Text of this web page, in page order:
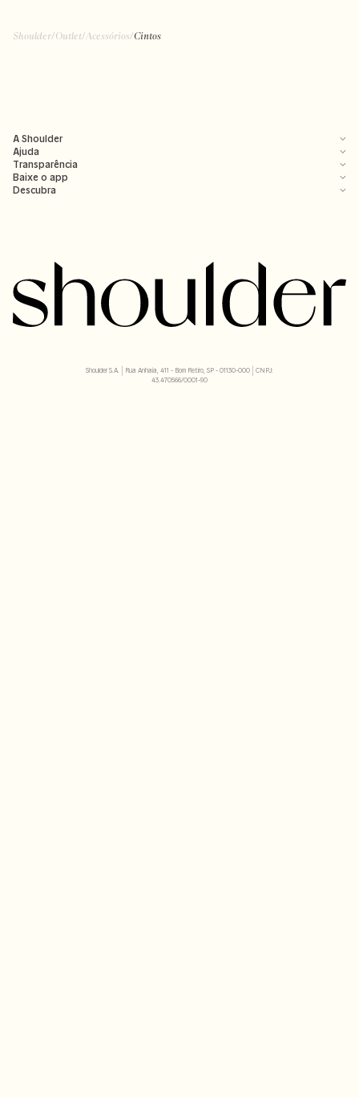
Shoulder/Outlet/ Acessórios/Cintos
A Shoulder
Ajuda
Transparência
Baixe o app
Descubra
Shoulder S.A. | Rua Anhaia, 411 - Bom Retiro, SP - 01130-000 | CNPJ:
43.470566/0001-90